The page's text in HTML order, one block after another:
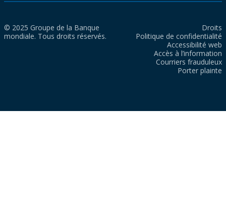
© 2025 Groupe de la Banque
mondiale. Tous droits réservés.
Droits
Politique de confidentialité
Accessibilité web
Accès à l’information
Courriers frauduleux
Porter plainte